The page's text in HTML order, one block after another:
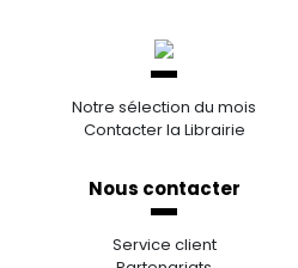
Notre sélection du mois
Contacter la Librairie
Nous contacter
Service client